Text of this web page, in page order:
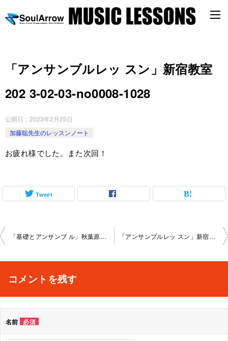
「アンサンブルレッ スン」新宿教室
202 3-02-03-no0008-1028
公開日： 2023年2月25日
加藤聡先生のレッスンノート
お疲れ様でした。また次回！
Tweet
投
ビ
「基礎とアンサンブ ル」秋葉原教室202 3-02-03-no0008-1023 「アンサンブルレッ スン」新宿教室202 3-02-10-no0008-1028
コメントを残す
名前 必須